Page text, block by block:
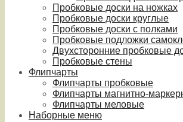
Пробковые доски на ножках
Пробковые доски круглые
Пробковые доски с полками
Пробковые подложки
Двухсторонние пробковые
Пробковые стены
Флипчарты
Флипчарты пробковые
Флипчарты магнитно-
Флипчарты меловые
Наборные меню